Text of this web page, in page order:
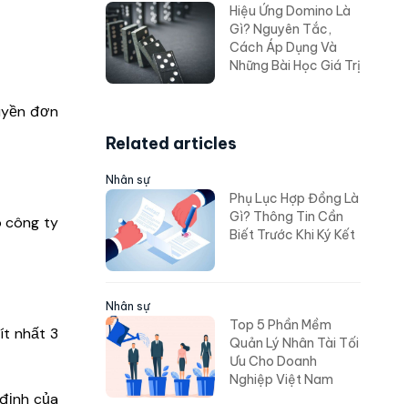
đơn
công ty
nhất 3
của
Hiệu Ứng Domino Là
Gì? Nguyên Tắc,
Cách Áp Dụng Và
Những Bài Học Giá Trị
Related articles
Nhân sự
Phụ Lục Hợp Đồng Là
Gì? Thông Tin Cần
Biết Trước Khi Ký Kết
Nhân sự
Top 5 Phần Mềm
Quản Lý Nhân Tài Tối
Ưu Cho Doanh
Nghiệp Việt Nam